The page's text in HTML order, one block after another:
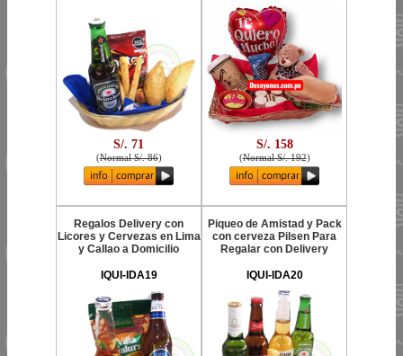
S/. 71
(Normal S/. 86)
S/. 158
(Normal S/. 192)
Regalos Delivery con
Licores y Cervezas en Lima
y Callao a Domicilio
IQUI-IDA19
Piqueo de Amistad y Pack
con cerveza Pilsen Para
Regalar con Delivery
IQUI-IDA20